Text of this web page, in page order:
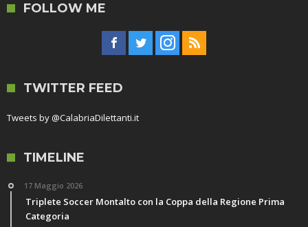
FOLLOW ME
TWITTER FEED
Tweets by @CalabriaDilettanti.it
TIMELINE
17 Maggio 2026
Triplete Soccer Montalto con la Coppa della Regione Prima
Categoria